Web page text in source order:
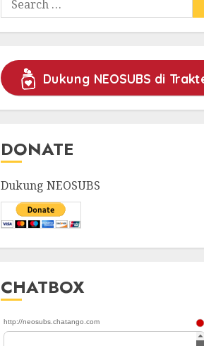
for:
Dukung NEOSUBS di
DONATE
Dukung NEOSUBS
CHATBOX